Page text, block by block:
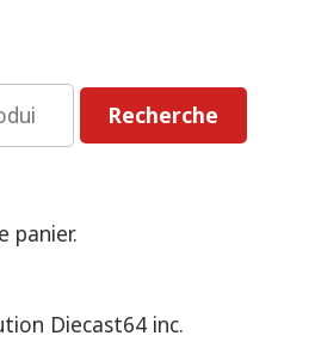
Recherche
panier.
Diecast64 inc.